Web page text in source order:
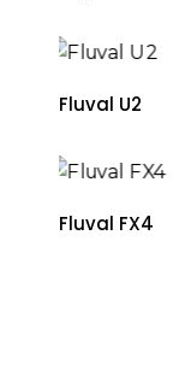
Fluval U2
Fluval FX4